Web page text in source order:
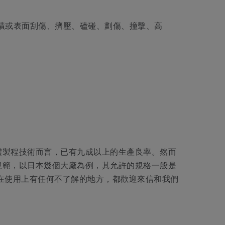
表面刮傷、擠壓、磕碰、劃傷、撞擊、高
程技術而言，已有九成以上的生產良率。然而
，以日本幾個大廠為例，其允許的規格一般是
用上有任何不了解的地方，都歡迎來信和我們